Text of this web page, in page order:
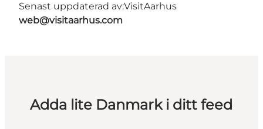
Senast uppdaterad av:VisitAarhus
web@visitaarhus.com
Adda lite Danmark i ditt feed